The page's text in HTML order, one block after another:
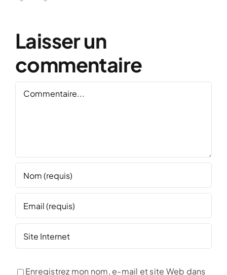
Laisser un
commentaire
Commentaire
Enregistrez mon nom, e-mail et site Web dans